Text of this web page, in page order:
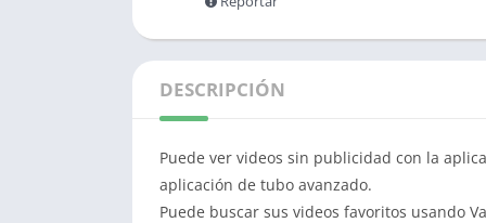
DESCRIPCIÓN
Puede ver videos sin publicidad con la
aplicación de tubo avanzado.
Puede buscar sus videos favoritos usando